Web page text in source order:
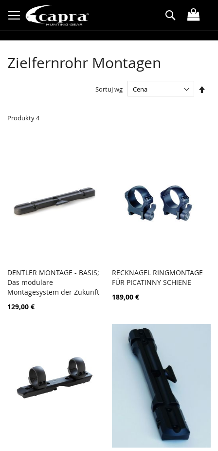
do
treści
Search
Zielfernrohr Montagen
Produkty4
Sortuj wg
Dodaj do koszyka PORÓWNAJ
DENTLER MONTAGE - BASIS;
Das modulare
Montagesystem der Zukunft
129,00 €
Dodaj do koszyka
RECKNAGEL RINGMONTAGE
FÜR PICATINNY SCHIENE
189,00 €